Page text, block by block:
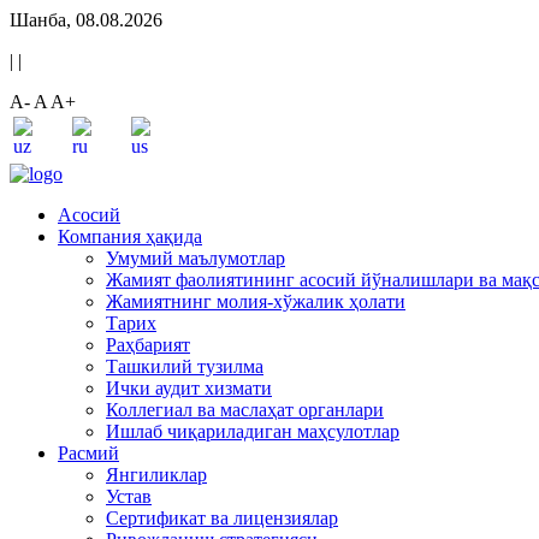
Шанба, 08.08.2026
| |
A- A A+
Асосий
Компания ҳақида
Умумий маълумотлар
Жамият фаолиятининг асосий йўналишлари ва
Жамиятнинг молия-хўжалик ҳолати
Тарих
Раҳбарият
Ташкилий тузилма
Ички аудит хизмати
Коллегиал ва маслаҳат органлари
Ишлаб чиқариладиган маҳсулотлар
Расмий
Янгиликлар
Устав
Сертификат ва лицензиялар